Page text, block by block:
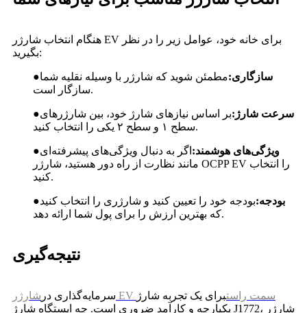
هنگام انتخاب شارژر EV برای خانه خود، عوامل زیر را در نظر
بگیرید:
● سازگاری:مطمئن شوید که شارژر با وسیله نقلیه شما
سازگار است.
● سرعت شارژ:بر اساس نیازهای شارژ خود، بین شارژرهای
سطح ۱ و سطح ۲ یکی را انتخاب کنید.
● ویژگی‌های هوشمند: اگر به دنبال ویژگی‌های پیشرفته‌ای
مانند نظارت از راه دور هستید، شارژر OCPP EV را انتخاب
کنید.
● بودجه:بودجه خود را تعیین کنید و شارژری را انتخاب کنید
که بهترین ارزش را برای پول شما ارائه دهد.
نتیجه‌گیری
سرمایه‌گذاری در شارژر EV سمت راستبرای یک تجربه شارژ
یکپارچه و کارآمد ضروری است. چه ایستگاه شارژ J1772، شارژر